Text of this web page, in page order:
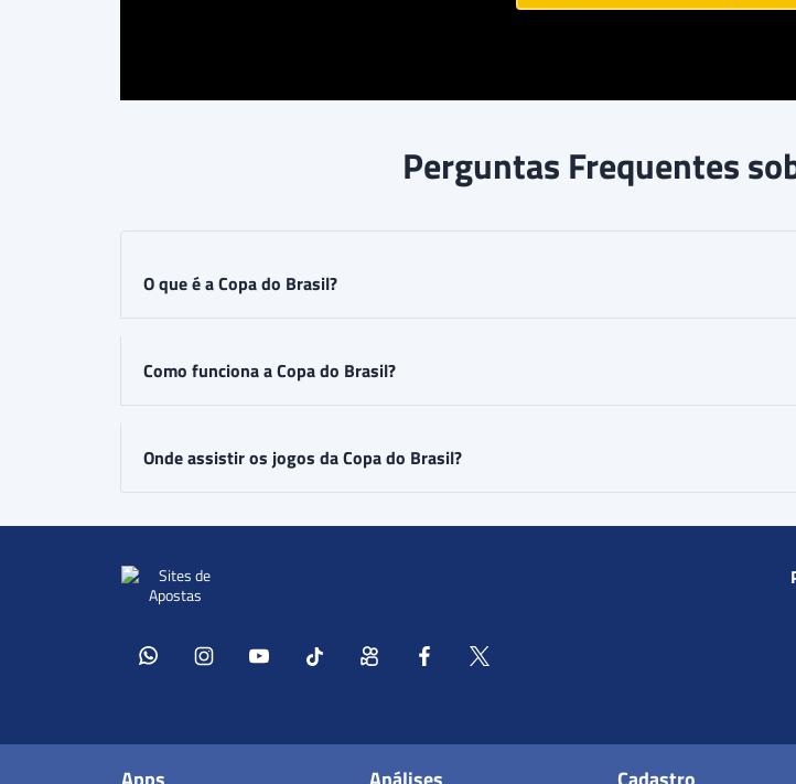
Perguntas Frequentes
O que é a Copa do Brasil?
Como funciona a Copa do Brasil?
Onde assistir os jogos da Copa do Brasil?